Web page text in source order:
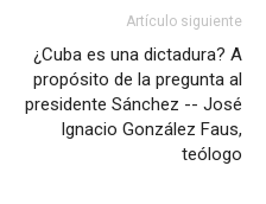
Artículo siguiente
¿Cuba es una dictadura? A
propósito de la pregunta al
presidente Sánchez -- José
Ignacio González Faus,
teólogo